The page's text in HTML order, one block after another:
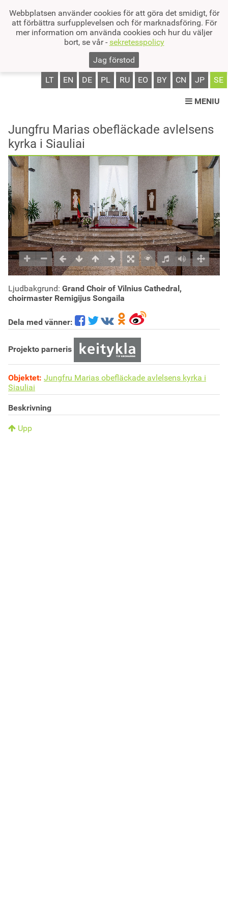
Webbplatsen använder cookies för att göra det smidigt, för
att förbättra surfupplevelsen och för marknadsföring. För
mer information om använda cookies och hur du väljer
bort, se vår - sekretesspolicy
Jag förstod
LT EN DE PL RU EO BY CN JP SE
MENIU
Jungfru Marias obefläckade avlelsens
kyrka i Siauliai
Ljudbakgrund: Grand Choir of Vilnius Cathedral,
choirmaster Remigijus Songaila
Dela med vänner:
Projekto parneris
Objektet: Jungfru Marias obefläckade avlelsens kyrka i
Siauliai
Beskrivning
Upp